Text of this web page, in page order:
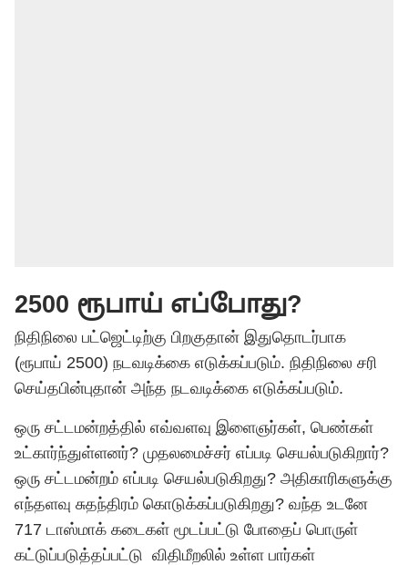
2500 ரூபாய் எப்போது?
நிதிநிலை பட்ஜெட்டிற்கு பிறகுதான் இதுதொடர்பாக
(ரூபாய் 2500) நடவடிக்கை எடுக்கப்படும். நிதிநிலை சரி
செய்தபின்புதான் அந்த நடவடிக்கை எடுக்கப்படும்.
ஒரு சட்டமன்றத்தில் எவ்வளவு இளைஞர்கள், பெண்கள்
உட்கார்ந்துள்ளனர்? முதலமைச்சர் எப்படி செயல்படுகிறார்?
ஒரு சட்டமன்றம் எப்படி செயல்படுகிறது? அதிகாரிகளுக்கு
எந்தளவு சுதந்திரம் கொடுக்கப்படுகிறது? வந்த உடனே
717 டாஸ்மாக் கடைகள் மூடப்பட்டு போதைப் பொருள்
கட்டுப்படுத்தப்பட்டு விதிமீறலில் உள்ள பார்கள்